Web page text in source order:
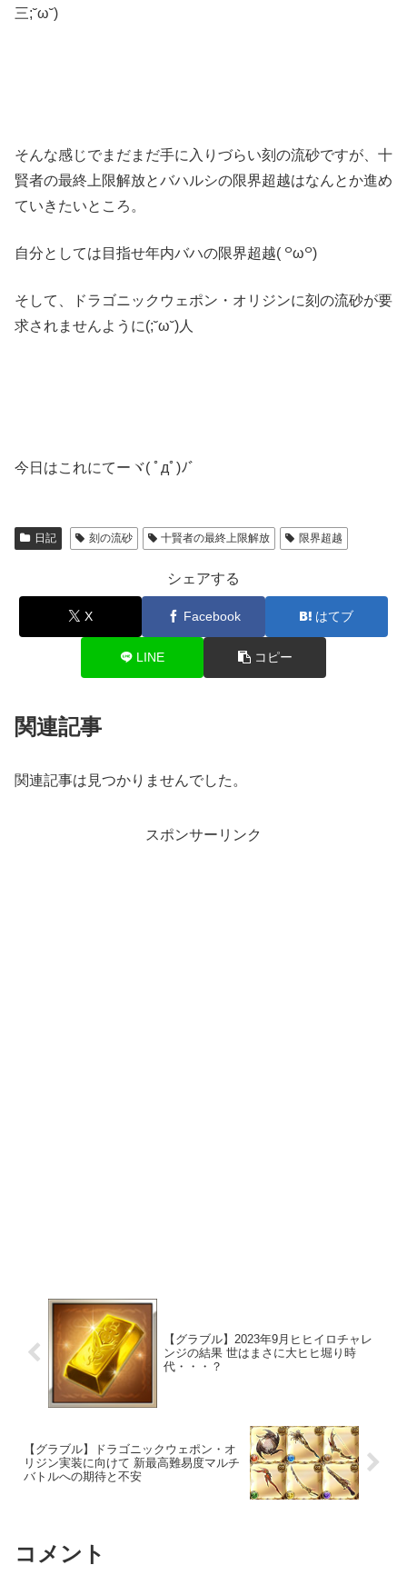
三;˘ω˘)
そんな感じでまだまだ手に入りづらい刻の流砂ですが、十
賢者の最終上限解放とバハルシの限界超越はなんとか進め
ていきたいところ。
自分としては目指せ年内バハの限界超越( ꒪ω꒪)
そして、ドラゴニックウェポン・オリジンに刻の流砂が要
求されませんように(;˘ω˘)人
今日はこれにてーヾ( ﾟдﾟ)ﾉ゛
日記 刻の流砂 十賢者の最終上限解放 限界超越
シェアする
X Facebook はてブ
LINE コピー
関連記事
関連記事は見つかりませんでした。
スポンサーリンク
【グラブル】2023年9月ヒヒイロチャレ
ンジの結果 世はまさに大ヒヒ堀り時
代・・・？
【グラブル】ドラゴニックウェポン・オ
リジン実装に向けて 新最高難易度マルチ
バトルへの期待と不安
コメント